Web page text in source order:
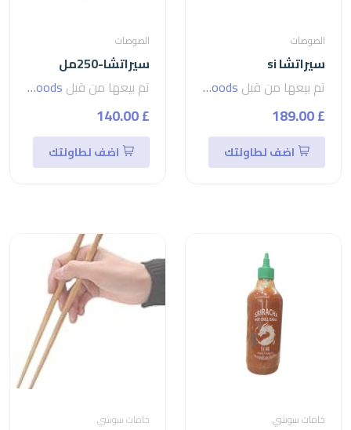
الصوصات
سيراتشا si
تم بيعها من قبل seven foods
£ 189.00
اضف لطاولتك
الصوصات
سيراتشا-250مل
تم بيعها من قبل seven foods
£ 140.00
اضف لطاولتك
خامات سوشي خامات سوشي